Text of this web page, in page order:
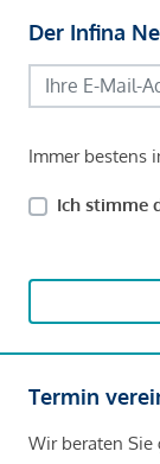
Der Infina
Immer bestens
Ich stimme
Termin
Wir beraten Sie